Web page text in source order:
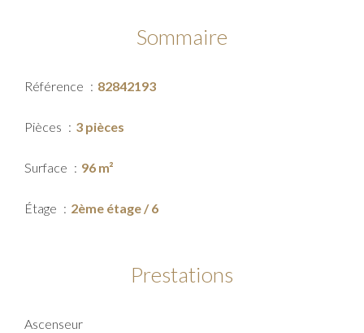
Sommaire
Référence 82842193
Pièces 3 pièces
Surface 96 m²
Étage 2ème étage / 6
Prestations
Ascenseur